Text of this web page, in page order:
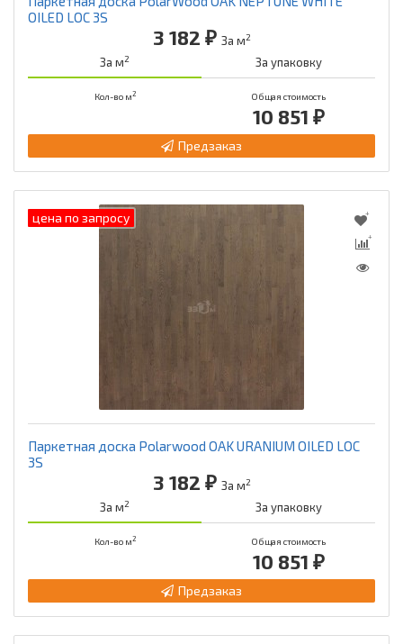
OILED LOC 3S
3 182 ₽ За м2
За м2 За упаковку
Кол-во м2 Общая стоимость
10 851 ₽
Предзаказ
цена по запросу
Паркетная доска Polarwood OAK URANIUM OILED LOC
3S
3 182 ₽ За м2
За м2 За упаковку
Кол-во м2 Общая стоимость
10 851 ₽
Предзаказ